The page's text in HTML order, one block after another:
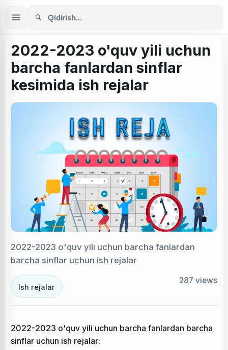
2022-2023 o'quv yili uchun
barcha fanlardan sinflar
kesimida ish rejalar
2022-2023 o'quv yili uchun barcha fanlardan
barcha sinflar uchun ish rejalar
Ish rejalar
287 views
2022-2023 o'quv yili uchun barcha fanlardan barcha
sinflar uchun ish rejalar: